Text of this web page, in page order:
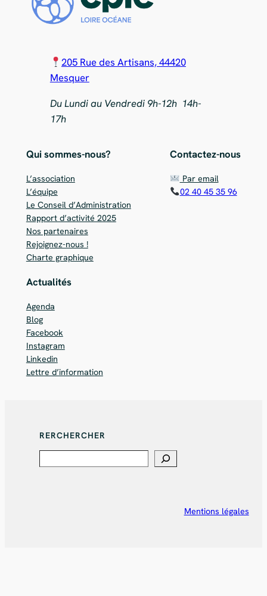
205 Rue des Artisans, 44420
Mesquer
Du Lundi au Vendredi 9h-12h 14h-
17h
Qui sommes-nous?
L’association
L’équipe
Le Conseil d’Administration
Rapport d’activité 2025
Nos partenaires
Rejoignez-nous !
Charte graphique
Contactez-nous
Par email
02 40 45 35 96
Actualités
Agenda
Blog
Facebook
Instagram
Linkedin
Lettre d’information
RERCHERCHER
Mentions légales